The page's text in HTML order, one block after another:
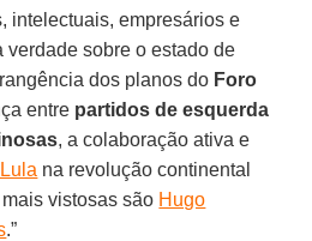
intelectuais, empresários e
verdade sobre o estado de
dos planos do Foro
entre partidos de esquerda
, a colaboração ativa e
na revolução continental
vistosas são Hugo
.”